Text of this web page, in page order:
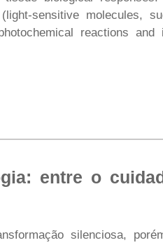
sensitive molecules,
reactions and
entre o
silenciosa,